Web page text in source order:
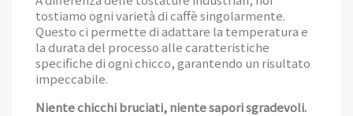
tostiamo ogni varietà di caffè singolarmente.
Questo ci permette di adattare la temperatura e
la durata del processo alle caratteristiche
specifiche di ogni chicco, garantendo un risultato
impeccabile.
Niente chicchi bruciati, niente sapori sgradevoli.